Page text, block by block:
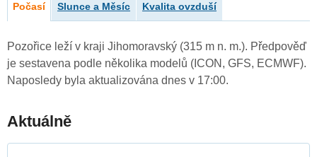
Počasí Slunce a Měsíc Kvalita ovzduší
Pozořice leží v kraji Jihomoravský (315 m n. m.). Předpověď
je sestavena podle několika modelů (ICON, GFS, ECMWF).
Naposledy byla aktualizována dnes v 17:00.
Aktuálně